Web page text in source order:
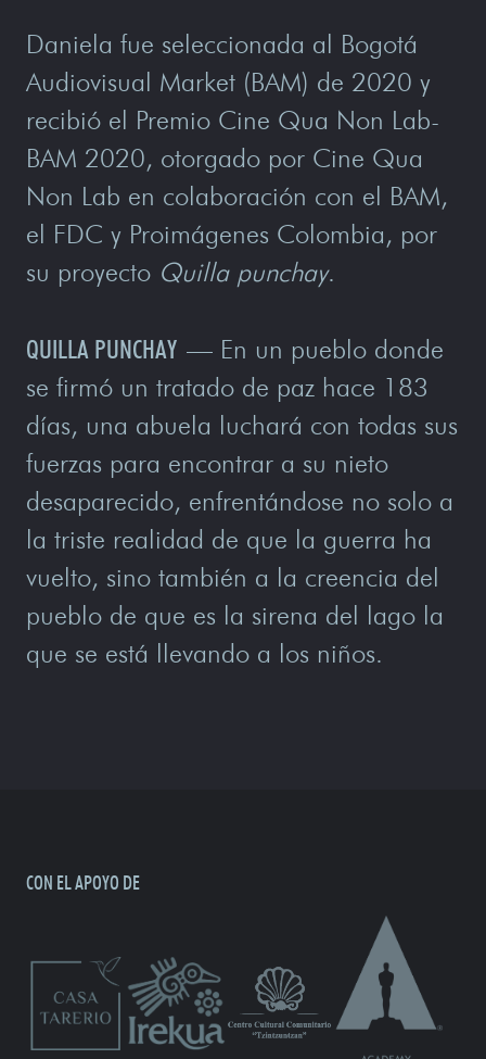
Daniela fue seleccionada al Bogotá
Audiovisual Market (BAM) de 2020 y
recibió el Premio Cine Qua Non Lab-
BAM 2020, otorgado por Cine Qua
Non Lab en colaboración con el BAM,
el FDC y Proimágenes Colombia, por
su proyecto Quilla punchay.
QUILLA PUNCHAY — En un pueblo donde
se firmó un tratado de paz hace 183
días, una abuela luchará con todas sus
fuerzas para encontrar a su nieto
desaparecido, enfrentándose no solo a
la triste realidad de que la guerra ha
vuelto, sino también a la creencia del
pueblo de que es la sirena del lago la
que se está llevando a los niños.
CON EL APOYO DE